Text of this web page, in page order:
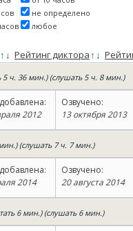
не определено
любое
↑ ↓ Рейтинг диктора↑ ↓
5 ч. 36 мин.) (слушать 5 ч. 8 мин.)
2012
Озвучено:
13 октября 2013
(слушать 7 ч. 7 мин.)
2014
Озвучено:
20 августа 2014
6 мин.) (слушать 6 мин.)